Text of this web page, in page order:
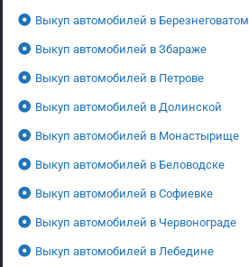
Выкуп автомобилей в Березнеговатом
Выкуп автомобилей в Збараже
Выкуп автомобилей в Петрове
Выкуп автомобилей в Долинской
Выкуп автомобилей в Монастырище
Выкуп автомобилей в Беловодске
Выкуп автомобилей в Софиевке
Выкуп автомобилей в Червонограде
Выкуп автомобилей в Лебедине